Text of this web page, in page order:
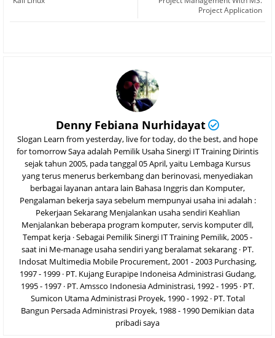
Project Application
Denny Febiana Nurhidayat
Slogan Learn from yesterday, live for today, do the best, and hope
for tomorrow Saya adalah Pemilik Usaha Sinergi IT Training Dirintis
sejak tahun 2005, pada tanggal 05 April, yaitu Lembaga Kursus
yang terus menerus berkembang dan berinovasi, menyediakan
berbagai layanan antara lain Bahasa Inggris dan Komputer,
Pengalaman bekerja saya sebelum mempunyai usaha ini adalah :
Pekerjaan Sekarang Menjalankan usaha sendiri Keahlian
Menjalankan beberapa program komputer, servis komputer dll,
Tempat kerja · Sebagai Pemilik Sinergi IT Training Pemilik, 2005 -
saat ini Me-manage usaha sendiri yang beralamat sekarang · PT.
Indosat Multimedia Mobile Procurement, 2001 - 2003 Purchasing,
1997 - 1999 · PT. Kujang Eurapipe Indoneisa Administrasi Gudang,
1995 - 1997 · PT. Amssco Indonesia Administrasi, 1992 - 1995 · PT.
Sumicon Utama Administrasi Proyek, 1990 - 1992 · PT. Total
Bangun Persada Administrasi Proyek, 1988 - 1990 Demikian data
pribadi saya